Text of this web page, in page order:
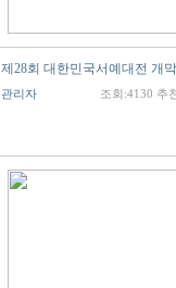
제28회 대한민국서예대전 개
관리자 조회:4130 추